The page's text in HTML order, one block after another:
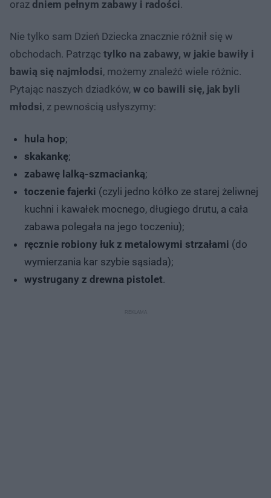
oraz dniem pełnym zabawy i radości.
Nie tylko sam Dzień Dziecka znacznie różnił się w
obchodach. Patrząc tylko na zabawy, w jakie bawiły i
bawią się najmłodsi, możemy znaleźć wiele różnic.
Pytając naszych dziadków, w co bawili się, jak byli
młodsi, z pewnością usłyszymy:
hula hop;
skakankę;
zabawę lalką-szmacianką;
toczenie fajerki (czyli jedno kółko ze starej żeliwnej
kuchni i kawałek mocnego, długiego drutu, a cała
zabawa polegała na jego toczeniu);
ręcznie robiony łuk z metalowymi strzałami (do
wymierzania kar szybie sąsiada);
wystrugany z drewna pistolet.